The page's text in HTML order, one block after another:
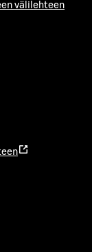
välilehteen